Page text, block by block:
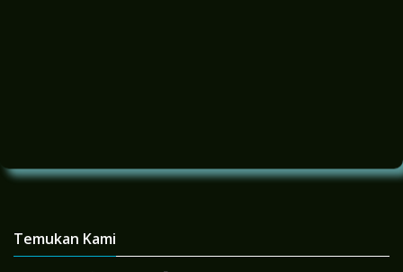
Temukan Kami